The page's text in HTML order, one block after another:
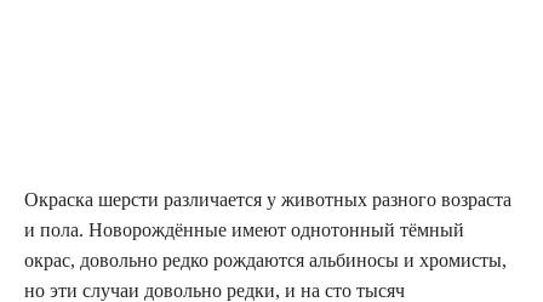
Окраска шерсти различается у животных разного возраста
и пола. Новорождённые имеют однотонный тёмный
окрас, довольно редко рождаются альбиносы и хромисты,
но эти случаи довольно редки, и на сто тысяч